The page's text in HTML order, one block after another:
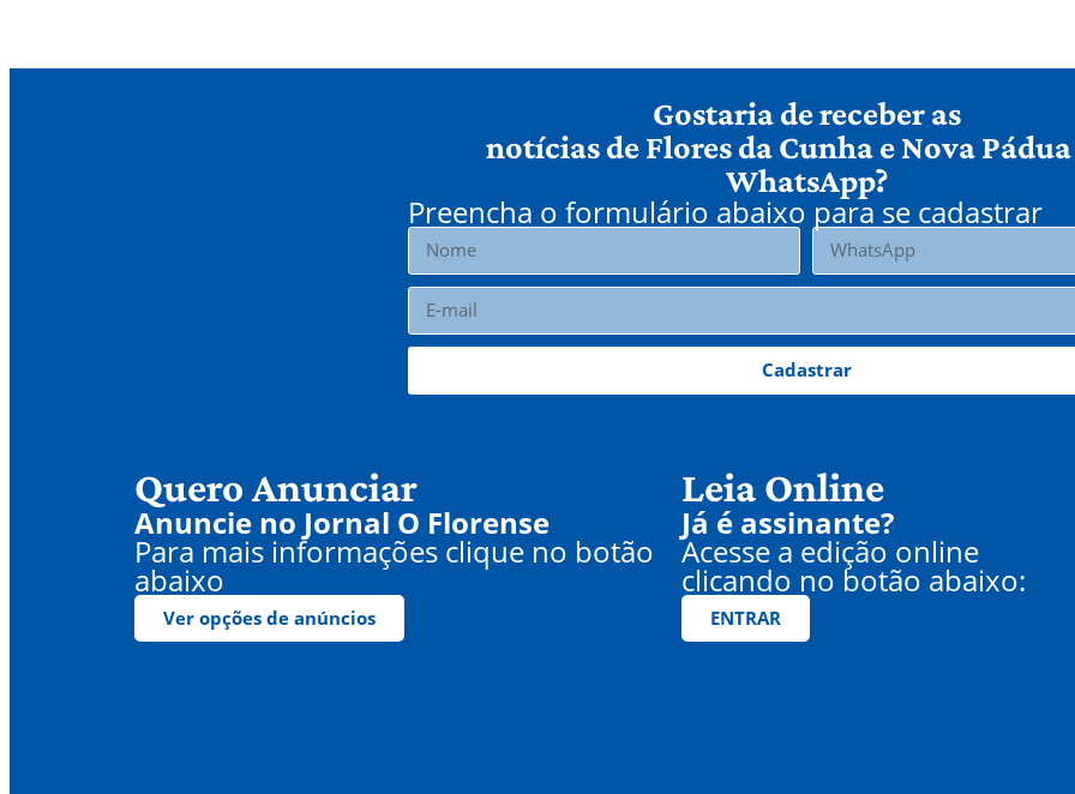
Gostaria de receber as
notícias de Flores da Cunha e Nova
WhatsApp?
Preencha o formulário abaixo para se cadastrar
Cadastrar
Quero Anunciar
Anuncie no Jornal O Florense
Para mais informações clique no botão
abaixo
Ver opções de anúncios
Leia Online
Já é assinante?
Acesse a edição online
clicando no botão abaixo:
ENTRAR